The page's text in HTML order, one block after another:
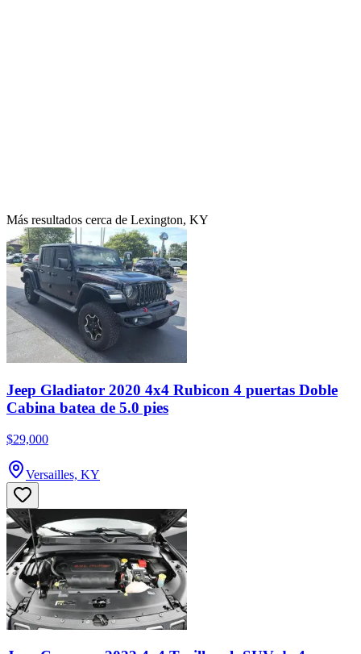
Más resultados cerca de Lexington, KY
Jeep Gladiator 2020 4x4 Rubicon 4 puertas Doble
Cabina batea de 5.0 pies
$29,000
Versailles, KY